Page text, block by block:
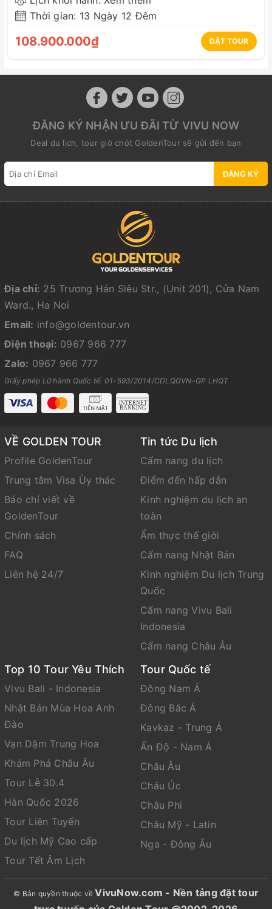
Thời gian: 13 Ngày 12 Đêm
108.900.000₫ ĐẶT TOUR
ĐĂNG KÝ NHẬN ƯU ĐÃI TỪ VIVU NOW
Deal du lịch, tour giờ chót GoldenTour sẽ gửi đến bạn
ĐĂNG KÝ
Địa chỉ: 25 Trương Hán Siêu Str., (Unit 201), Cửa Nam
Ward., Ha Noi
Email: info@goldentour.vn
Điện thoại: 0967 966 777
Zalo: 0967 966 777
Giấy phép Lữ hành Quốc tế: 01-593/2014/CDLQGVN-GP LHQT
VỀ GOLDEN TOUR
Profile GoldenTour
Trung tâm Visa Ùy thác
Báo chí viết về
GoldenTour
Chính sách
FAQ
Liên hệ 24/7
Tin tức Du lịch
Cẩm nang du lịch
Điểm đến hấp dẫn
Kinh nghiệm du lịch an
toàn
Ẩm thực thế giới
Cẩm nang Nhật Bản
Kinh nghiệm Du lịch Trung
Quốc
Cẩm nang Vivu Bali
Indonesia
Cẩm nang Châu Âu
Top 10 Tour Yêu Thích
Vivu Bali - Indonesia
Nhật Bản Mùa Hoa Anh
Đào
Vạn Dặm Trung Hoa
Khám Phá Châu Âu
Tour Lễ 30.4
Hàn Quốc 2026
Tour Liên Tuyến
Du lịch Mỹ Cao cấp
Tour Tết Âm Lịch
Tour Quốc tế
Đông Nam Á
Đông Bắc Á
Kavkaz - Trung Á
Ấn Độ - Nam Á
Châu Âu
Châu Úc
Châu Phi
Châu Mỹ - Latin
Nga - Đông Âu
© Bản quyền thuộc về VivuNow.com - Nền tảng đặt tour